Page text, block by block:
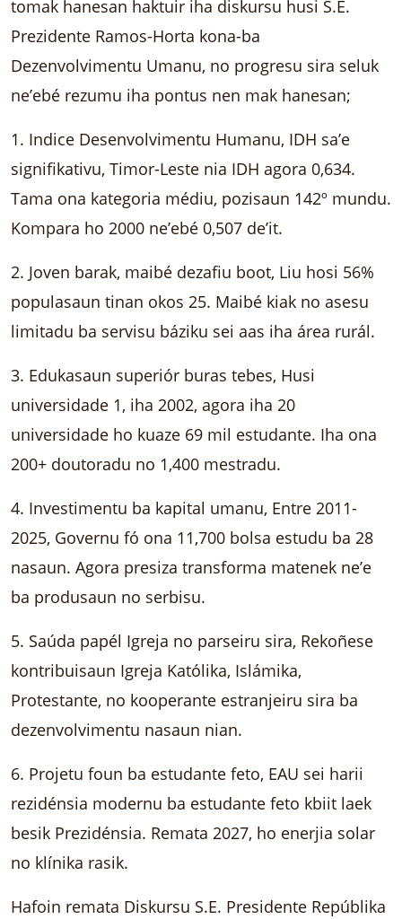
tomak hanesan haktuir iha diskursu husi S.E.
Prezidente Ramos-Horta kona-ba
Dezenvolvimentu Umanu, no progresu sira seluk
ne’ebé rezumu iha pontus nen mak hanesan;
1. Indice Desenvolvimentu Humanu, IDH sa’e
signifikativu, Timor-Leste nia IDH agora 0,634.
Tama ona kategoria médiu, pozisaun 142º mundu.
Kompara ho 2000 ne’ebé 0,507 de’it.
2. Joven barak, maibé dezafiu boot, Liu hosi 56%
populasaun tinan okos 25. Maibé kiak no asesu
limitadu ba servisu báziku sei aas iha área rurál.
3. Edukasaun superiór buras tebes, Husi
universidade 1, iha 2002, agora iha 20
universidade ho kuaze 69 mil estudante. Iha ona
200+ doutoradu no 1,400 mestradu.
4. Investimentu ba kapital umanu, Entre 2011-
2025, Governu fó ona 11,700 bolsa estudu ba 28
nasaun. Agora presiza transforma matenek ne’e
ba produsaun no serbisu.
5. Saúda papél Igreja no parseiru sira, Rekoñese
kontribuisaun Igreja Katólika, Islámika,
Protestante, no kooperante estranjeiru sira ba
dezenvolvimentu nasaun nian.
6. Projetu foun ba estudante feto, EAU sei harii
rezidénsia modernu ba estudante feto kbiit laek
besik Prezidénsia. Remata 2027, ho enerjia solar
no klínika rasik.
Hafoin remata Diskursu S.E. Presidente Repúblika